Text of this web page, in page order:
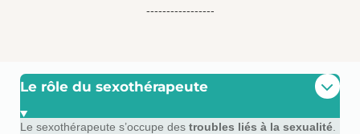
-----------------
Le rôle du sexothérapeute
Le sexothérapeute s’occupe des troubles liés à la sexualité